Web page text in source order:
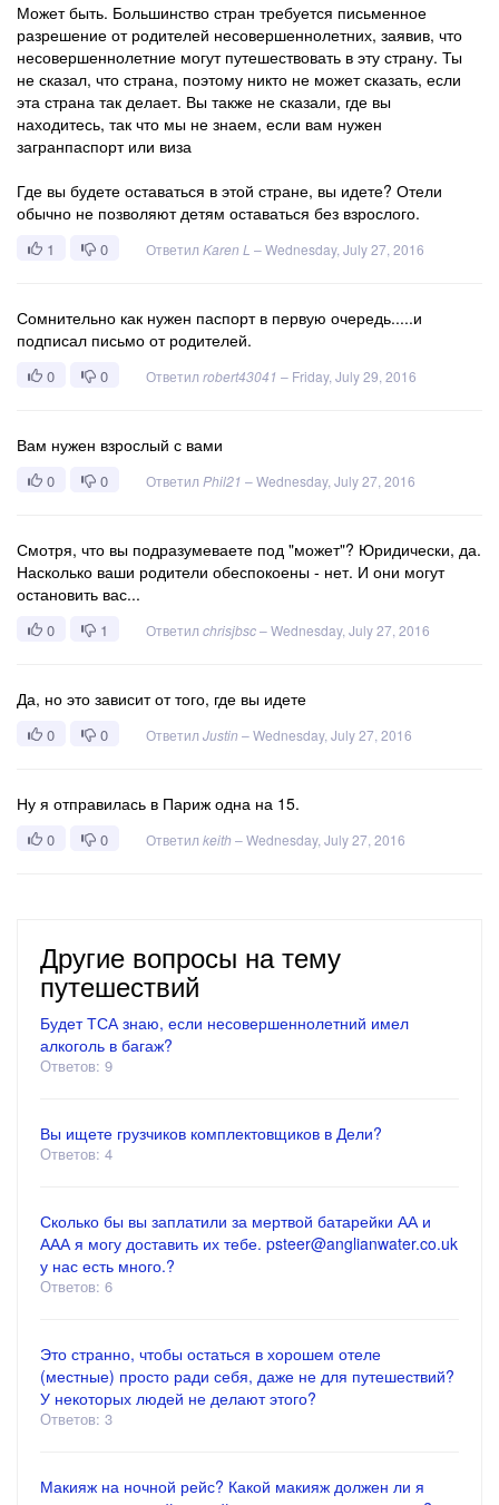
Может быть. Большинство стран требуется письменное
разрешение от родителей несовершеннолетних, заявив, что
несовершеннолетние могут путешествовать в эту страну. Ты
не сказал, что страна, поэтому никто не может сказать, если
эта страна так делает. Вы также не сказали, где вы
находитесь, так что мы не знаем, если вам нужен
загранпаспорт или виза
Где вы будете оставаться в этой стране, вы идете? Отели
обычно не позволяют детям оставаться без взрослого.
1 0 Ответил Karen L –Wednesday, July 27, 2016
Сомнительно как нужен паспорт в первую очередь.....и
подписал письмо от родителей.
0 0 Ответил robert43041 – Friday, July 29, 2016
Вам нужен взрослый с вами
0 0 Ответил Phil21 –Wednesday, July 27, 2016
Смотря, что вы подразумеваете под "может"? Юридически, да.
Насколько ваши родители обеспокоены - нет. И они могут
остановить вас...
0 1 Ответил chrisjbsc–Wednesday, July 27, 2016
Да, но это зависит от того, где вы идете
0 0 Ответил Justin –Wednesday, July 27, 2016
Ну я отправилась в Париж одна на 15.
0 0 Ответил keith –Wednesday, July 27, 2016
Другие вопросы на тему
путешествий
Будет ТСА знаю, если несовершеннолетний имел
алкоголь в багаж?
Ответов: 9
Вы ищете грузчиков комплектовщиков в Дели?
Ответов: 4
Сколько бы вы заплатили за мертвой батарейки АА и
ААА я могу доставить их тебе. psteer@anglianwater.co.uk
у нас есть много.?
Ответов: 6
Это странно, чтобы остаться в хорошем отеле
(местные) просто ради себя, даже не для путешествий?
У некоторых людей не делают этого?
Ответов: 3
Макияж на ночной рейс? Какой макияж должен ли я